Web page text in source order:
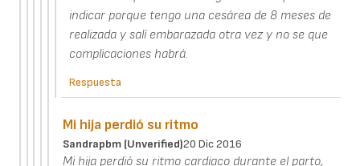
indicar porque tengo una cesárea de 8 meses de
realizada y salí embarazada otra vez y no se que
complicaciones habrá.
Respuesta
Mi hija perdió su ritmo
Sandrapbm (unverified)20 Dic 2016
Mi hija perdió su ritmo cardiaco durante el parto,